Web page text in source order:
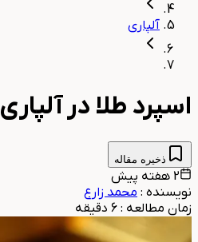
آلپاری
اسپرد طلا در آلپاری
ذخیره مقاله
2 هفته پیش
نویسنده : محمد زارع
زمان مطالعه :
6 دقیقه